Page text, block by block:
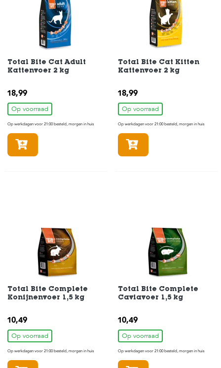
Total Bite Cat Adult
Kattenvoer 2 kg
18,99
Op voorraad
Op werkdagen voor 21:00 besteld, morgen in huis
Total Bite Cat Kitten
Kattenvoer 2 kg
18,99
Op voorraad
Op werkdagen voor 21:00 besteld, morgen in huis
Total Bite Complete
Konijnenvoer 1,5 kg
10,49
Op voorraad
Op werkdagen voor 21:00 besteld, morgen in huis
Total Bite Complete
Caviavoer 1,5 kg
10,49
Op voorraad
Op werkdagen voor 21:00 besteld, morgen in huis